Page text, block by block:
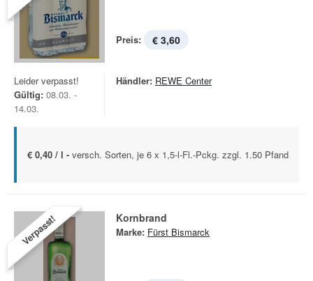
Preis: € 3,60
Leider verpasst!
Gültig: 08.03. -
14.03.
Händler: REWE Center
€ 0,40 / l - versch. Sorten, je 6 x 1,5-l-Fl.-Pckg. zzgl. 1.50 Pfand
Verpasst! Kornbrand
Marke: Fürst Bismarck